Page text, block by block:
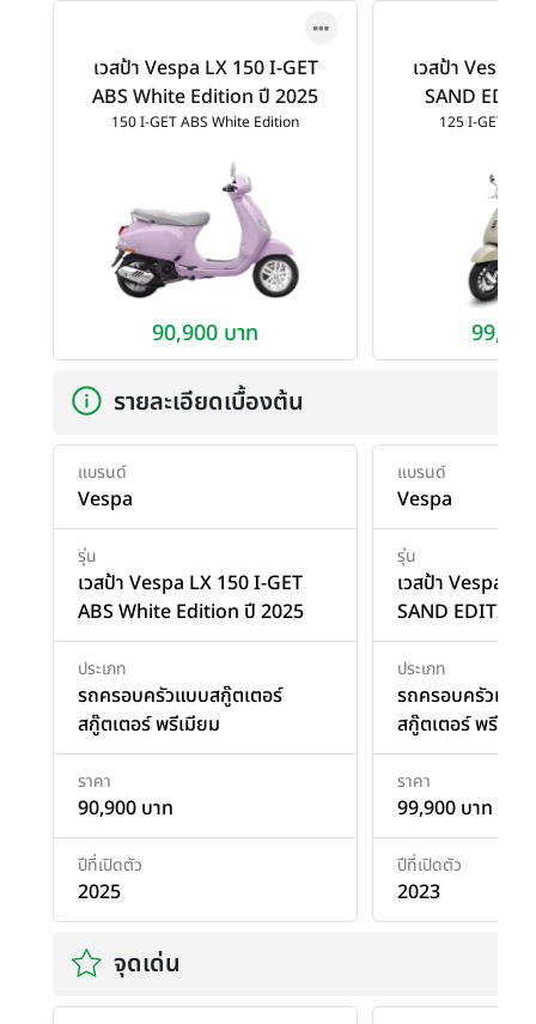
เวสป้า Vespa LX 150 I-GET
ABS White Edition ปี 2025
150 I-GET ABS White Edition
90,900 บาท
เวสป้า Vespa
SAND
125 I-GET
รายละเอียดเบื้องต้น
แบรนด์
Vespa
รุ่น
เวสป้า Vespa LX 150 I-GET
ABS White Edition ปี 2025
ประเภท
รถครอบครัวแบบสกู๊ตเตอร์
สกู๊ตเตอร์ พรีเมียม
ราคา
90,900 บาท
ปีที่เปิดตัว
2025
แบรนด์
Vespa
รุ่น
เวสป้า Vespa
SAND
ประเภท
รถครอบครัวแบบ
สกู๊ตเตอร์ พรีเมีย
ราคา
99,900 บาท
ปีที่เปิดตัว
2023
จุดเด่น